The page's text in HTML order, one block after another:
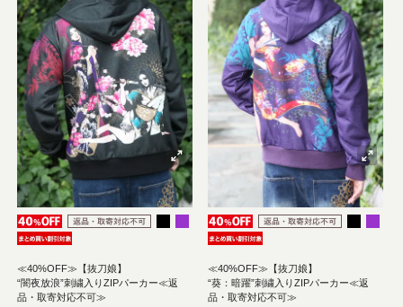
≪40%OFF≫【抜刀娘】
“闇夜放浪”刺繍入りZIPパーカー≪返
品・取寄対応不可≫
≪40%OFF≫【抜刀娘】
“葵：暗躍”刺繍入りZIPパーカー≪返
品・取寄対応不可≫